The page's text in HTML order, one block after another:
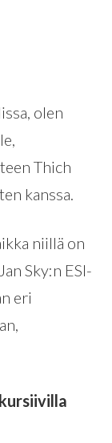
olen
Thich
kanssa.
niillä on
Sky:n ESI-
eri